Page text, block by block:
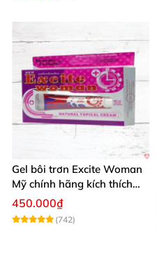
Gel bôi trơn Excite Woman
Mỹ chính hãng kích thích
khoái cảm nữ
450.000₫
(742)